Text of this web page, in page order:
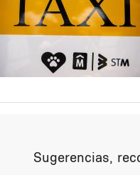
Sugerencias,